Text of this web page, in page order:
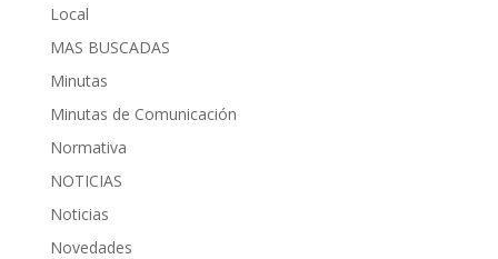
Local
MAS BUSCADAS
Minutas
Minutas de Comunicación
Normativa
NOTICIAS
Noticias
Novedades